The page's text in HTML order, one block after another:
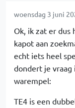
woensdag 3 juni
Ok, ik zat er dus
kapot aan
echt iets heel
dondert je vraag
warempel:
TE4 is een